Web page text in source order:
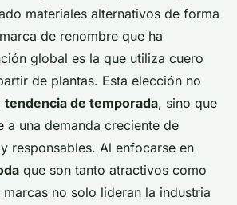
materiales alternativos de forma
de renombre que ha
global es la que utiliza cuero
de plantas. Esta elección no
tendencia de temporada, sino que
a una demanda creciente de
responsables. Al enfocarse en
que son tanto atractivos como
no solo lideran la industria